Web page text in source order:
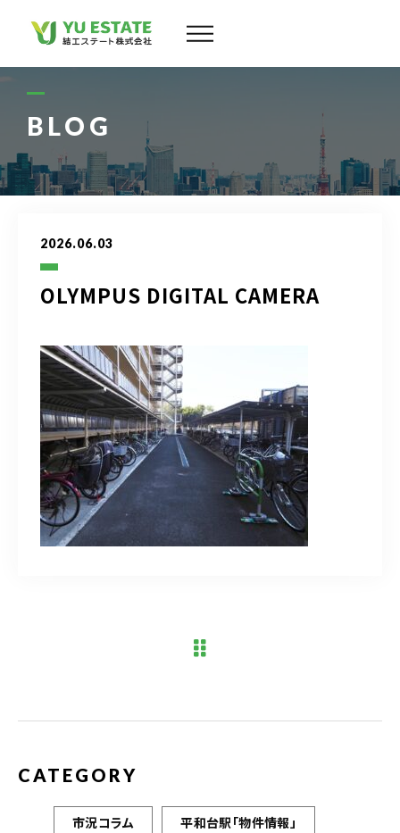
BLOG
2026.06.03
OLYMPUS DIGITAL CAMERA
CATEGORY
市況コラム 平和台駅「物件情報」
物件情報
お客様の声
よくある質問
ブログ
アクセス
03-6909-2648
お問い合わせはこちら